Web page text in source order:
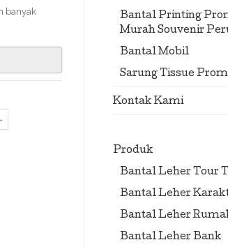
banyak
Bantal Printing
Murah Souvenir
Bantal Mobil
Sarung Tissue
Kontak Kami
Produk
Bantal Leher Tour
Bantal Leher
Bantal Leher
Bantal Leher Bank